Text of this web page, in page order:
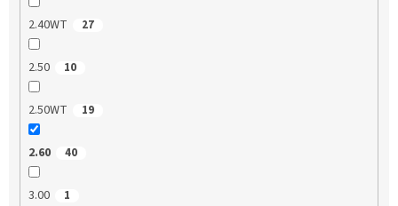
2.40WT 27
2.50 10
2.50WT 19
2.60 40
3.00 1